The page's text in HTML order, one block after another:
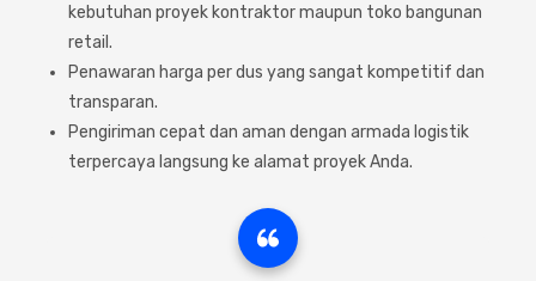
kebutuhan proyek kontraktor maupun toko bangunan
retail.
Penawaran harga per dus yang sangat kompetitif dan
transparan.
Pengiriman cepat dan aman dengan armada logistik
terpercaya langsung ke alamat proyek Anda.